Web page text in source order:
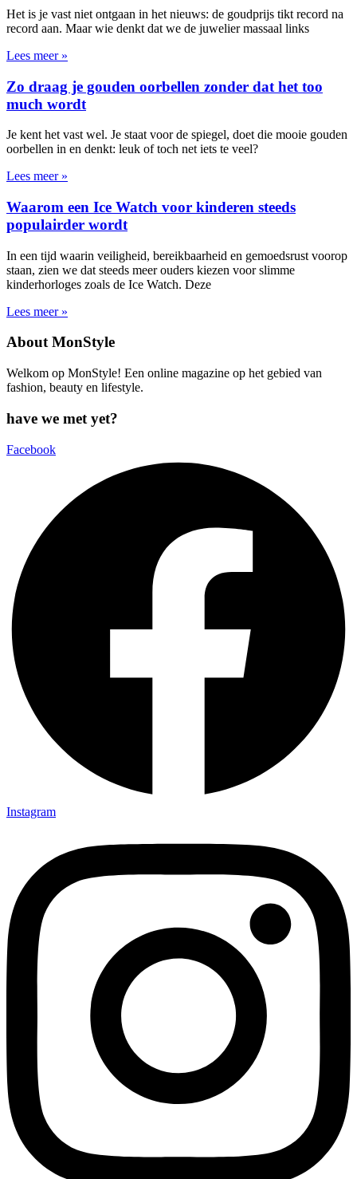
Het is je vast niet ontgaan in het nieuws: de goudprijs tikt record na
record aan. Maar wie denkt dat we de juwelier massaal links
Lees meer »
Zo draag je gouden oorbellen zonder dat het too
much wordt
Je kent het vast wel. Je staat voor de spiegel, doet die mooie gouden
oorbellen in en denkt: leuk of toch net iets te veel?
Lees meer »
Waarom een Ice Watch voor kinderen steeds
populairder wordt
In een tijd waarin veiligheid, bereikbaarheid en gemoedsrust voorop
staan, zien we dat steeds meer ouders kiezen voor slimme
kinderhorloges zoals de Ice Watch. Deze
Lees meer »
About MonStyle
Welkom op MonStyle! Een online magazine op het gebied van
fashion, beauty en lifestyle.
have we met yet?
Facebook
Instagram